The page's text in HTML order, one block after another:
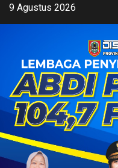
Skip9 Agustus 2026